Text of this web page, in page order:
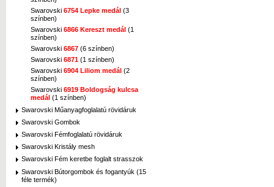
Swarovski 6754 Lepke medál (3
színben)
Swarovski 6866 Kereszt medál (1
színben)
Swarovski 6867 (6 színben)
Swarovski 6871 (1 színben)
Swarovski 6904 Liliom medál (2
színben)
Swarovski 6919 Boldogság kulcsa
medál (1 színben)
Swarovski Műanyagfoglalatú rövidáruk
Swarovski Gombok
Swarovski Fémfoglalatú rövidáruk
Swarovski Kristály mesh
Swarovski Fém keretbe foglalt strasszok
Swarovski Bútorgombok és fogantyúk (15
féle termék)